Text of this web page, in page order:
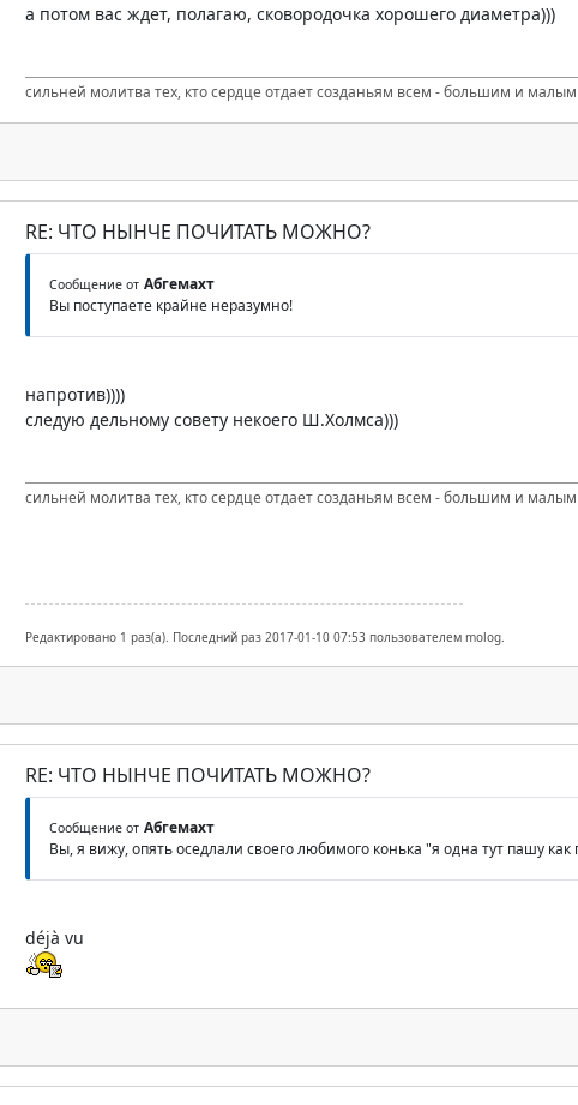
а потом вас ждет, полагаю, сковородочка хорошего диаметра)))
сильней молитва тех, кто сердце отдает созданьям всем - большим и малым
RE: ЧТО НЫНЧЕ ПОЧИТАТЬ МОЖНО?
Сообщение от Абгемахт
Вы поступаете крайне неразумно!
напротив))))
следую дельному совету некоего Ш.Холмса)))
сильней молитва тех, кто сердце отдает созданьям всем - большим и малым
Редактировано 1 раз(а). Последний раз 2017-01-10 07:53 пользователем molog.
RE: ЧТО НЫНЧЕ ПОЧИТАТЬ МОЖНО?
Сообщение от Абгемахт
Вы, я вижу, опять оседлали своего любимого конька "я одна тут пашу
déjà vu